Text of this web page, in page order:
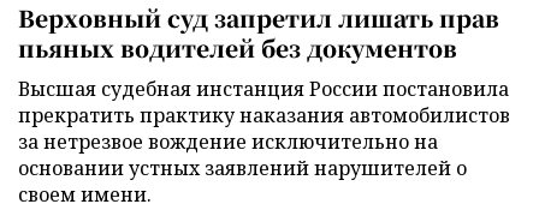
Верховный суд запретил лишать прав
пьяных водителей без документов
Высшая судебная инстанция России постановила
прекратить практику наказания автомобилистов
за нетрезвое вождение исключительно на
основании устных заявлений нарушителей о
своем имени.